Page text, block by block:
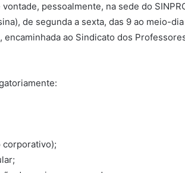
pessoalmente, na sede do
de segunda a sexta, das 9 ao meio-
ao Sindicato dos
corporativo);